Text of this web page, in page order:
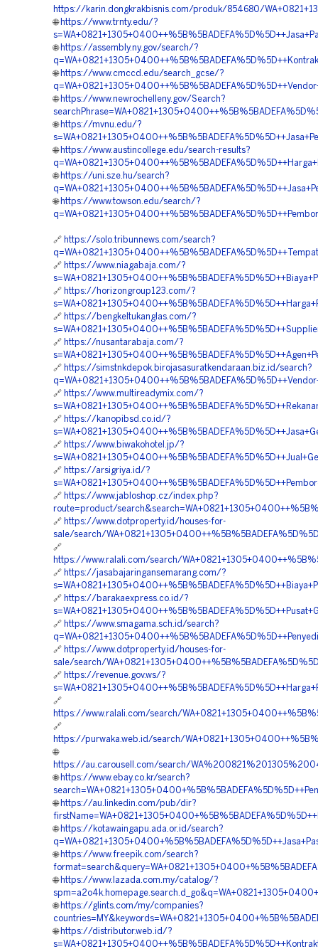
https://karin.dongkrakbisnis.com/produk/854680/
🌐 https://www.trnty.edu/?
🌐 https://assembly.ny.gov/search/?
🌐 https://www.cmccd.edu/search_gcse/?
🌐 https://www.newrochelleny.gov/Search?
🌐 https://mvnu.edu/?
🌐 https://www.austincollege.edu/search-results?
🌐 https://uni.sze.hu/search?
🌐 https://www.towson.edu/search/?
🔗 https://solo.tribunnews.com/search?
🔗 https://www.niagabaja.com/?
🔗 https://horizongroup123.com/?
🔗 https://bengkeltukanglas.com/?
🔗 https://nusantarabaja.com/?
🔗 https://simstnkdepok.birojasasuratkendaraan.biz.id/search?
🔗 https://www.multireadymix.com/?
🔗 https://kanopibsd.co.id/?
🔗 https://www.biwakohotel.jp/?
🔗 https://arsigriya.id/?
🔗 https://www.jabloshop.cz/index.php?
route=product/
🔗 https://www.dotproperty.id/houses-for-
sale/search/
🔗
https://www.ralali.com/search/
🔗 https://jasabajaringansemarang.com/?
🔗 https://barakaexpress.co.id/?
🔗 https://www.smagama.sch.id/search?
🔗 https://www.dotproperty.id/houses-for-
sale/search/
🔗 https://revenue.gov.ws/?
🔗
https://www.ralali.com/search/
🔗
https://purwaka.web.id/search/
🌐
https://au.carousell.com/search/
🌐 https://www.ebay.co.kr/search?
🌐 https://au.linkedin.com/pub/dir?
🌐 https://kotawaingapu.ada.or.id/search?
🌐 https://www.freepik.com/search?
🌐 https://www.lazada.com.my/catalog/?
🌐 https://glints.com/my/companies?
🌐 https://distributor.web.id/?